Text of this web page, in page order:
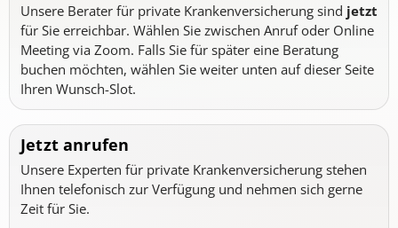
Unsere Berater für private Krankenversicherung sind jetzt
für Sie erreichbar. Wählen Sie zwischen Anruf oder Online
Meeting via Zoom. Falls Sie für später eine Beratung
buchen möchten, wählen Sie weiter unten auf dieser Seite
Ihren Wunsch-Slot.
Jetzt anrufen
Unsere Experten für private Krankenversicherung stehen
Ihnen telefonisch zur Verfügung und nehmen sich gerne
Zeit für Sie.